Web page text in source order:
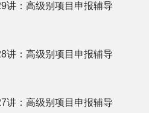
讲：高级别项目申报辅导
讲：高级别项目申报辅导
讲：高级别项目申报辅导